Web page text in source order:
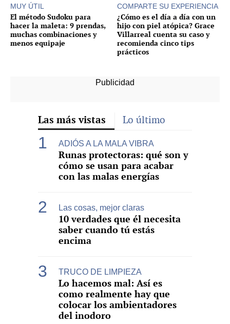
MUY ÚTIL
El método Sudoku para
hacer la maleta: 9 prendas,
muchas combinaciones y
menos equipaje
COMPARTE SU EXPERIENCIA
¿Cómo es el día a día con un
hijo con piel atópica? Grace
Villarreal cuenta su caso y
recomienda cinco tips
prácticos
Las más vistas Lo último
ADIÓS A LA MALA VIBRA
Runas protectoras: qué son y
cómo se usan para acabar
con las malas energías
Las cosas, mejor claras
10 verdades que él necesita
saber cuando tú estás
encima
TRUCO DE LIMPIEZA
Lo hacemos mal: Así es
como realmente hay que
colocar los ambientadores
del inodoro